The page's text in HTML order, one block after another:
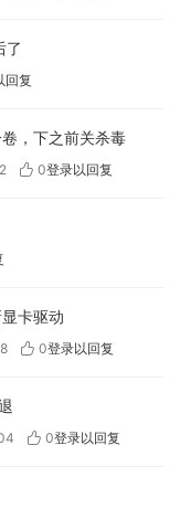
了
回复
，下之前关杀毒
0登录以回复
卡驱动
0登录以回复
0登录以回复